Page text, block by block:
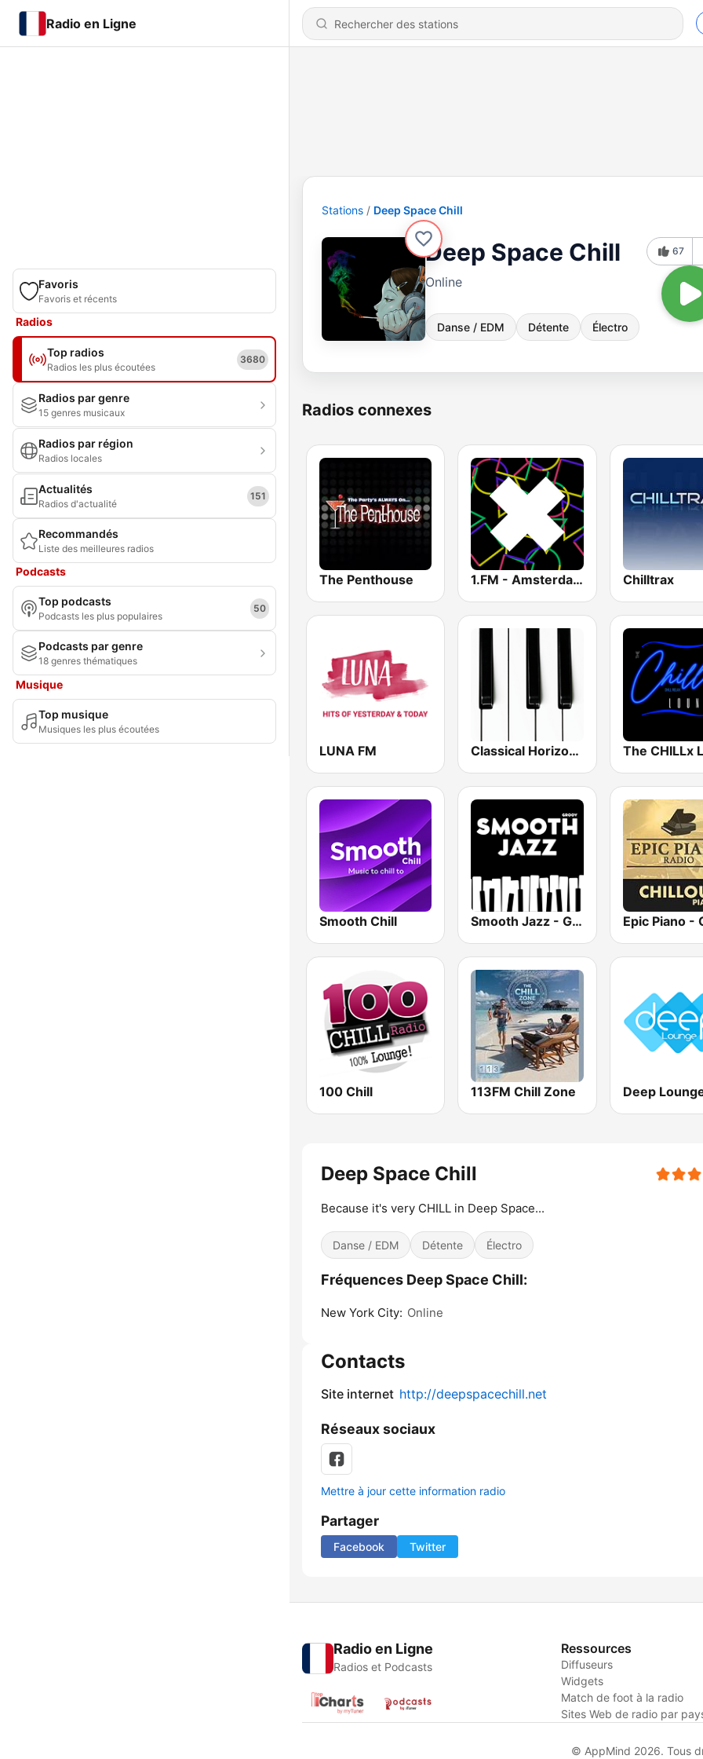
Radio en Ligne
Favoris
Favoris et récents
Radios
Top radios
Radios les plus écoutées
3680
Radios par genre
15 genres musicaux
Radios par région
Radios locales
Actualités
Radios d'actualité
151
Recommandés
Liste des meilleures radios
Podcasts
Top podcasts
Podcasts les plus populaires
50
Podcasts par genre
18 genres thématiques
Musique
Top musique
Musiques les plus écoutées
Stations Deep Space Chill
Deep Space Chill
Online
Danse / EDM Détente Électro
67
Radios connexes
The Penthouse 1.FM - Amsterdam Trance Chilltrax
LUNA FM Classical Horizon Radio (International)
Smooth Chill Smooth Jazz - Groov
100 Chill 113FM Chill Zone Deep
Deep Space Chill
Because it's very CHILL in Deep Space...
Danse / EDM Détente Électro
Fréquences Deep Space Chill:
New York City: Online
Contacts
Site internet http://deepspacechill.net
Réseaux sociaux
Mettre à jour cette information radio
Partager
Facebook Twitter
Radio en Ligne
Radios et Podcasts
Ressources
Diffuseurs
Widgets
Match de foot à la radio
Sites Web de radio par
© AppMind 2026. Tous